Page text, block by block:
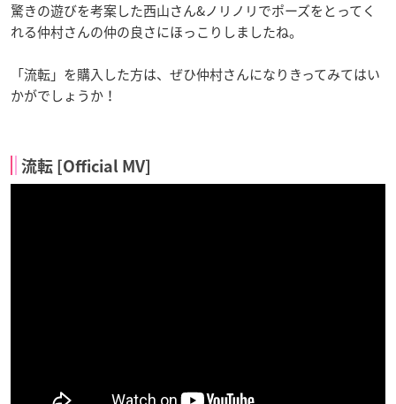
驚きの遊びを考案した西山さん&ノリノリでポーズをとってく
れる仲村さんの仲の良さにほっこりしましたね。
「流転」を購入した方は、ぜひ仲村さんになりきってみてはい
かがでしょうか！
流転 [Official MV]